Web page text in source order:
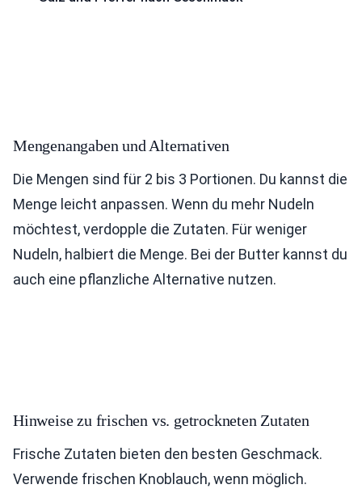
Mengenangaben und Alternativen
Die Mengen sind für 2 bis 3 Portionen. Du kannst die
Menge leicht anpassen. Wenn du mehr Nudeln
möchtest, verdopple die Zutaten. Für weniger
Nudeln, halbiert die Menge. Bei der Butter kannst du
auch eine pflanzliche Alternative nutzen.
Hinweise zu frischen vs. getrockneten Zutaten
Frische Zutaten bieten den besten Geschmack.
Verwende frischen Knoblauch, wenn möglich.